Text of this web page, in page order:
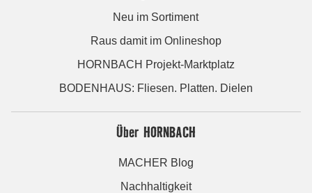
Neu im Sortiment
Raus damit im Onlineshop
HORNBACH Projekt-Marktplatz
BODENHAUS: Fliesen. Platten. Dielen
Über HORNBACH
MACHER Blog
Nachhaltigkeit